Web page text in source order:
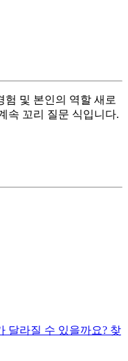
및 본인의 역할 새로
속 꼬리 질문 식입니다.
달라질 수 있을까요? 찾